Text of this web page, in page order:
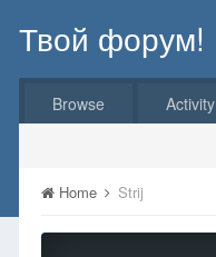
Твой форум!
Browse Activity
Home Strij